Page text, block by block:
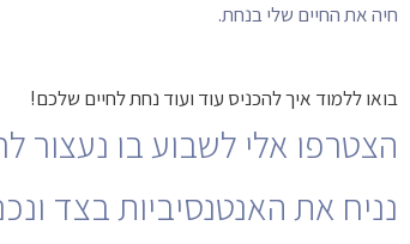
חיה את החיים שלי בנחת.
בואו ללמוד איך להכניס עוד ועוד נחת לחיים שלכם!
הצטרפו אלי לשבוע בו נעצור
נניח את האנטנסיביות בצד